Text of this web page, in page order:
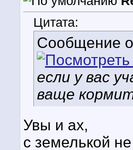
Цитата:
Сообщение
если у вас
ваще
Увы и ах,
с земелькой